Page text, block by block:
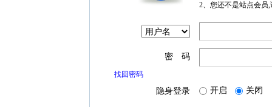
2、您还不是站点会员
密 码
找回密码
隐身登录 开启 关闭